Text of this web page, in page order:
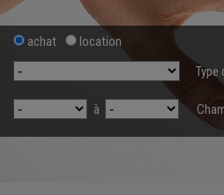
achat
location
Type
à